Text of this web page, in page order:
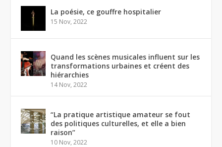
La poésie, ce gouffre hospitalier
15 Nov, 2022
Quand les scènes musicales influent sur les
transformations urbaines et créent des
hiérarchies
14 Nov, 2022
“La pratique artistique amateur se fout
des politiques culturelles, et elle a bien
raison”
10 Nov, 2022